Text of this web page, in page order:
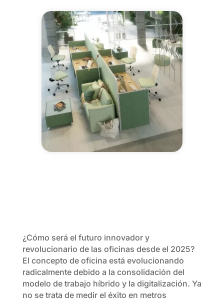
¿Cómo será el futuro innovador y
revolucionario de las oficinas desde el 2025?
El concepto de oficina está evolucionando
radicalmente debido a la consolidación del
modelo de trabajo híbrido y la digitalización. Ya
no se trata de medir el éxito en metros